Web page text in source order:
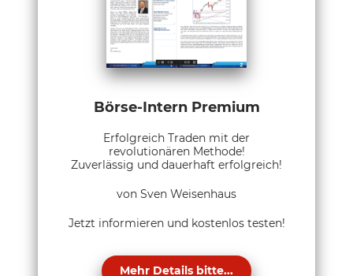
Börse-Intern Premium
Erfolgreich Traden mit der
revolutionären Methode!
Zuverlässig und dauerhaft erfolgreich!
von Sven Weisenhaus
Jetzt informieren und kostenlos testen!
Mehr Details bitte...